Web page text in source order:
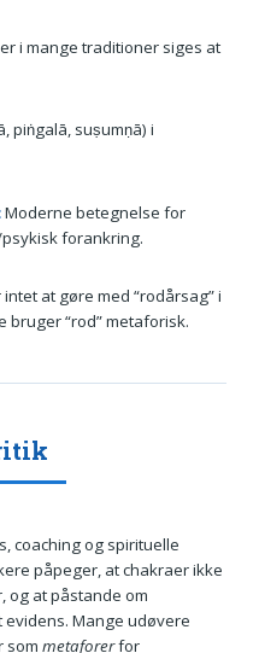
i mange traditioner siges at
piṅgalā, suṣumṇā) i
Moderne betegnelse for
forankring.
at gøre med “rodårsag” i
bruger “rod” metaforisk.
coaching og spirituelle
påpeger, at chakraer ikke
og at påstande om
Mange udøvere
som metaforerfor